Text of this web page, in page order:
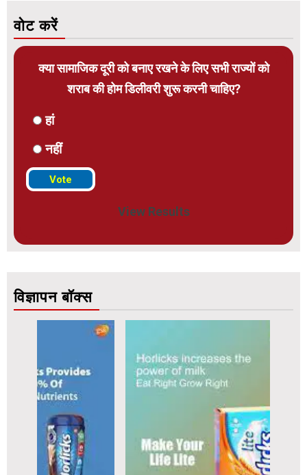
वोट करें
क्या सामाजिक दूरी को बनाए रखने के लिए सभी राज्यों को
शराब की होम डिलीवरी शुरू करनी चाहिए?
हां
नहीं
View Results
विज्ञापन बॉक्स